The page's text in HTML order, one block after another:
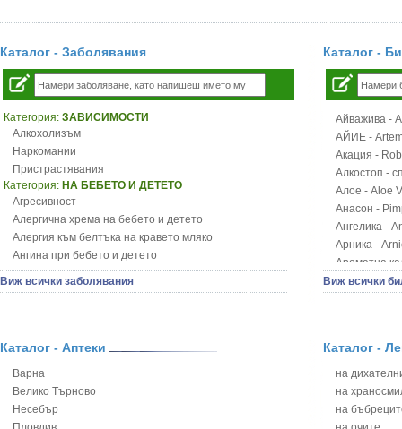
Каталог - Заболявания
Категория: ЗАВИСИМОСТИ
Алкохолизъм
Наркомании
Пристрастявания
Категория: НА БЕБЕТО И ДЕТЕТО
Агресивност
Алергична хрема на бебето и детето
Алергия към белтъка на кравето мляко
Ангина при бебето и детето
Анемия при бебето и детето
Апетит - пълни деца
Бронхиална астма при бебето и детето
Варицела
Висока температура на бебето и детето
Възпаление на ушите на бебето и детето
Виж всички заболявания
Каталог -
Айважива -
АЙИЕ -
Акация -
Алкостоп -
Алое - Aloe
Анасон -
Ангелика -
Арника -
Ароматна
Арония -
Блатен
Блян
Бобови
Божур -
Борови
Виж всички
Каталог - Аптеки
Варна
Велико Търново
Несебър
Каталог -
на
на
на